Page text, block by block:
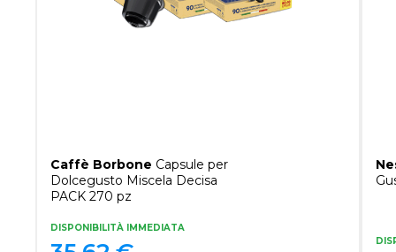
Caffè Borbone Capsule per
Dolcegusto Miscela Decisa
PACK 270 pz
DISPONIBILITÀ IMMEDIATA